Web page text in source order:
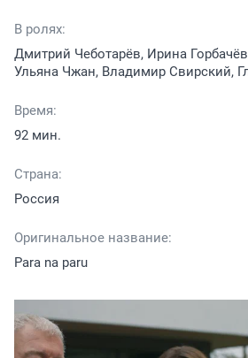
В ролях:
Дмитрий Чеботарёв, Ирина
Ульяна Чжан, Владимир Свирский,
Время:
92 мин.
Страна:
Россия
Оригинальное название:
Para na paru